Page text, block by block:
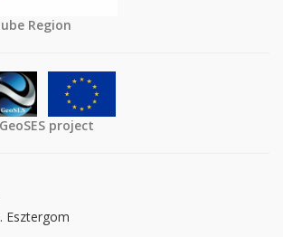
Region
GeoSES project
Esztergom